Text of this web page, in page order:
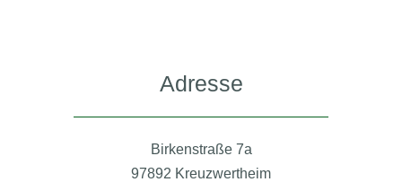
Adresse
Birkenstraße 7a
97892 Kreuzwertheim